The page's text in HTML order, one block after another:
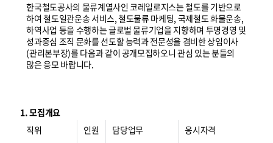
한국철도공사의 물류계열사인 코레일로지스는 철도를 기반으로
하여 철도일관운송 서비스, 철도물류 마케팅, 국제철도 화물운송,
하역사업 등을 수행하는 글로벌 물류기업을 지향하며 투명경영 및
성과중심 조직 문화를 선도할 능력과 전문성을 겸비한 상임이사
(관리본부장)를 다음과 같이 공개모집하오니 관심 있는 분들의
많은 응모 바랍니다.
1. 모집개요
직위
인원 담당업무 응시자격